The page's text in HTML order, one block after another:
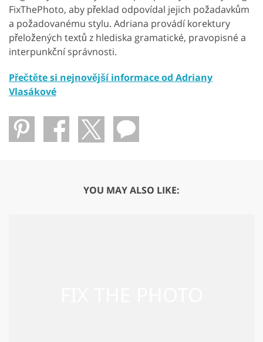
FixThePhoto, aby překlad odpovídal jejich požadavkům
a požadovanému stylu. Adriana provádí korektury
přeložených textů z hlediska gramatické, pravopisné a
interpunkční správnosti.
Přečtěte si nejnovější informace od Adriany
Vlasákové
YOU MAY ALSO LIKE: